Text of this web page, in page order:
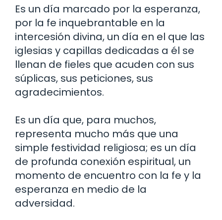
Es un día marcado por la esperanza,
por la fe inquebrantable en la
intercesión divina, un día en el que las
iglesias y capillas dedicadas a él se
llenan de fieles que acuden con sus
súplicas, sus peticiones, sus
agradecimientos.
Es un día que, para muchos,
representa mucho más que una
simple festividad religiosa; es un día
de profunda conexión espiritual, un
momento de encuentro con la fe y la
esperanza en medio de la
adversidad.